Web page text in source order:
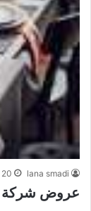
lana smadi 20 سبتمبر,2015
عروض شركة